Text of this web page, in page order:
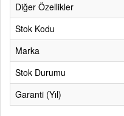
Diğer Özellikler
Stok Kodu
Marka
Stok Durumu
Garanti (Yıl)